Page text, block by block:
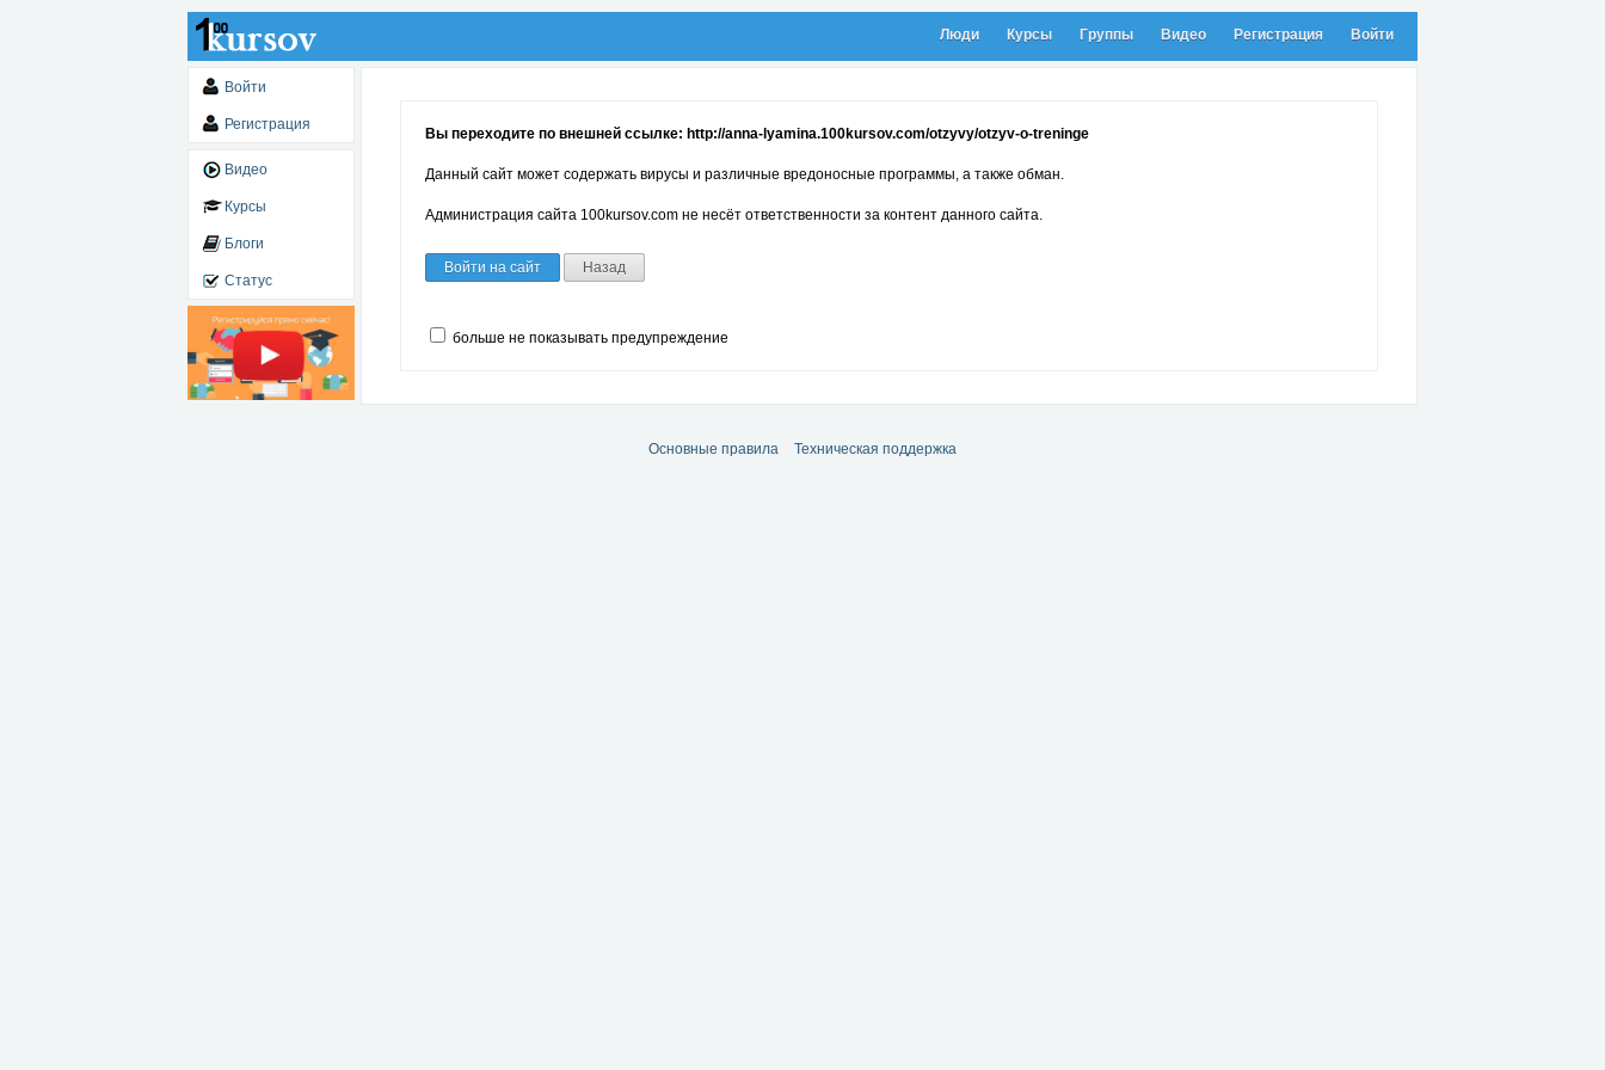
Люди Курсы Группы Видео Регистрация Войти
Войти
Регистрация
Видео
Курсы
Блоги
Статус
Вы переходите по внешней ссылке: http://anna-lyamina.100kursov.com/otzyvy/otzyv-o-treninge
Данный сайт может содержать вирусы и различные вредоносные программы, а также обман.
Администрация сайта 100kursov.com не несёт ответственности за контент данного сайта.
Войти на сайт Назад
больше не показывать предупреждение
Основные правила Техническая поддержка